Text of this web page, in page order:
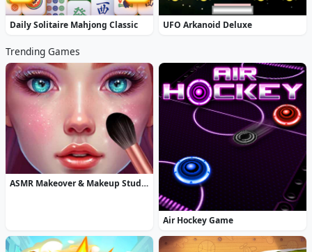
Daily Solitaire Mahjong Classic UFO Arkanoid Deluxe
Trending Games
ASMR Makeover & Makeup Studio
Air Hockey Game